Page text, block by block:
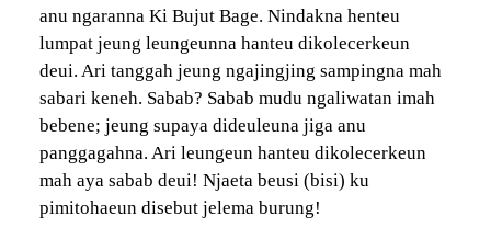
anu ngaranna Ki Bujut Bage. Nindakna henteu
lumpat jeung leungeunna hanteu dikolecerkeun
deui. Ari tanggah jeung ngajingjing sampingna mah
sabari keneh. Sabab? Sabab mudu ngaliwatan imah
bebene; jeung supaya dideuleuna jiga anu
panggagahna. Ari leungeun hanteu dikolecerkeun
mah aya sabab deui! Njaeta beusi (bisi) ku
pimitohaeun disebut jelema burung!